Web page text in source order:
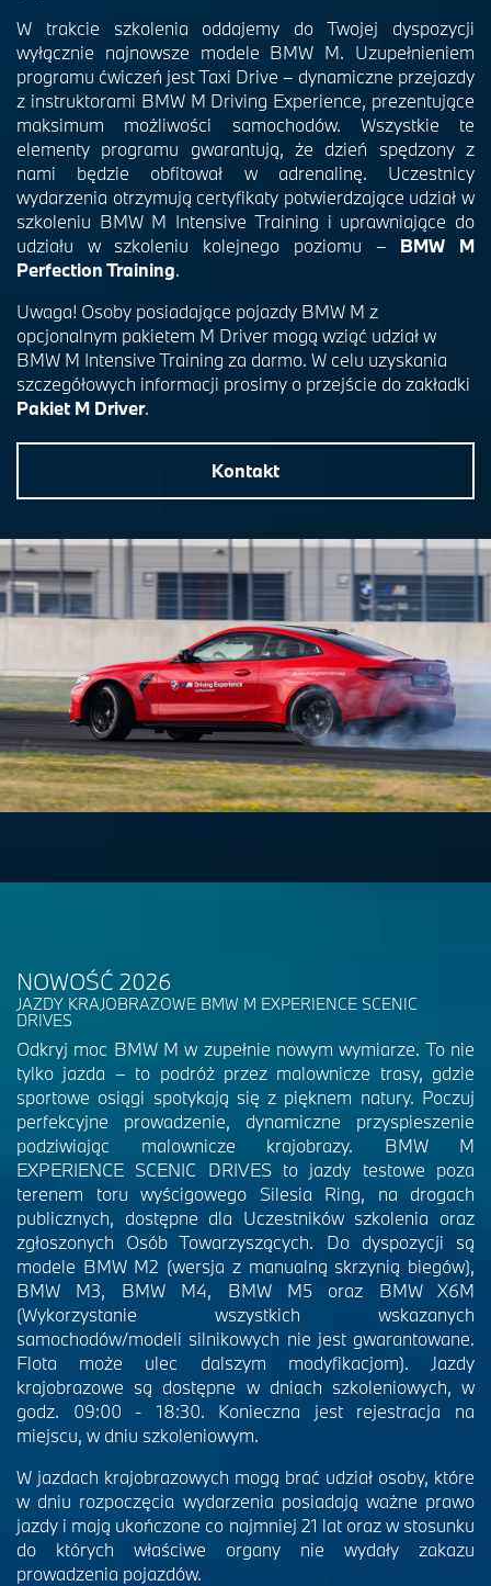
W trakcie szkolenia oddajemy do Twojej dyspozycji
wyłącznie najnowsze modele BMW M. Uzupełnieniem
programu ćwiczeń jest Taxi Drive – dynamiczne przejazdy
z instruktorami BMW M Driving Experience, prezentujące
maksimum możliwości samochodów. Wszystkie te
elementy programu gwarantują, że dzień spędzony z
nami będzie obfitował w adrenalinę. Uczestnicy
wydarzenia otrzymują certyfikaty potwierdzające udział w
szkoleniu BMW M Intensive Training i uprawniające do
udziału w szkoleniu kolejnego poziomu – BMW M
Perfection Training.
Uwaga! Osoby posiadające pojazdy BMW M z
opcjonalnym pakietem M Driver mogą wziąć udział w
BMW M Intensive Training za darmo. W celu uzyskania
szczegółowych informacji prosimy o przejście do zakładki
Pakiet M Driver.
Kontakt
NOWOŚĆ 2026
JAZDY KRAJOBRAZOWE BMW M EXPERIENCE SCENIC
DRIVES
Odkryj moc BMW M w zupełnie nowym wymiarze. To nie
tylko jazda – to podróż przez malownicze trasy, gdzie
sportowe osiągi spotykają się z pięknem natury. Poczuj
perfekcyjne prowadzenie, dynamiczne przyspieszenie
podziwiając malownicze krajobrazy. BMW M
EXPERIENCE SCENIC DRIVES to jazdy testowe poza
terenem toru wyścigowego Silesia Ring, na drogach
publicznych, dostępne dla Uczestników szkolenia oraz
zgłoszonych Osób Towarzyszących. Do dyspozycji są
modele BMW M2 (wersja z manualną skrzynią biegów),
BMW M3, BMW M4, BMW M5 oraz BMW X6M
(Wykorzystanie wszystkich wskazanych
samochodów/modeli silnikowych nie jest gwarantowane.
Flota może ulec dalszym modyfikacjom). Jazdy
krajobrazowe są dostępne w dniach szkoleniowych, w
godz. 09:00 - 18:30. Konieczna jest rejestracja na
miejscu, w dniu szkoleniowym.
W jazdach krajobrazowych mogą brać udział osoby, które
w dniu rozpoczęcia wydarzenia posiadają ważne prawo
jazdy i mają ukończone co najmniej 21 lat oraz w stosunku
do których właściwe organy nie wydały zakazu
prowadzenia pojazdów.